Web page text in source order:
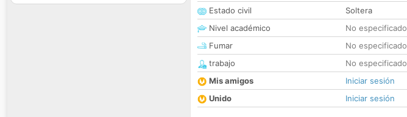
Estado civil
Soltera
Nivel académico
No especificado
Fumar
No especificado
trabajo
No especificado
Mis amigos
Iniciar sesión
Unido
Iniciar sesión